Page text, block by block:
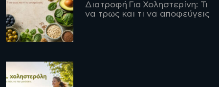
Διατροφή Για Χοληστερίνη: Τι
να τρως και τι να αποφεύγεις